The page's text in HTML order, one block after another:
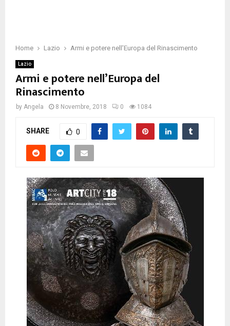
Home Lazio Armi e potere nell’Europa del Rinascimento
Lazio
Armi e potere nell’Europa del
Rinascimento
by Angela 8 Novembre, 2018 0 1084
SHARE 0